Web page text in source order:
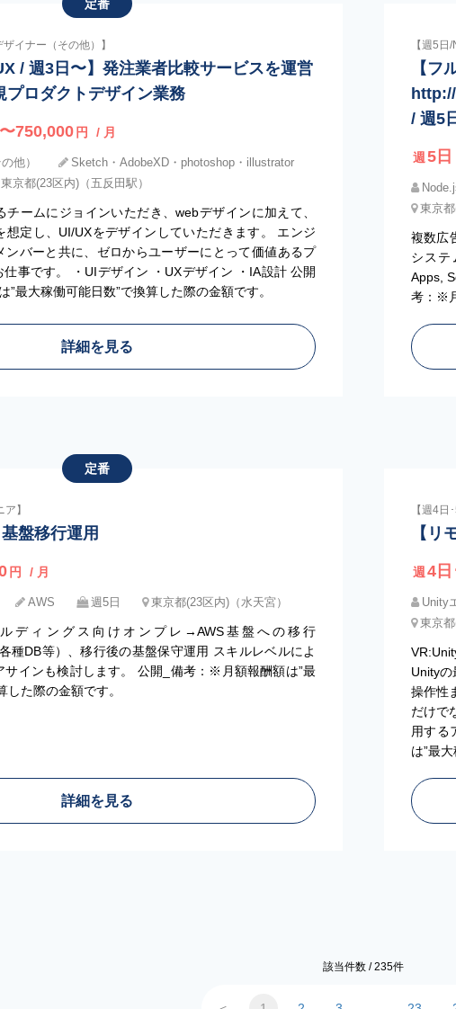
定番
イナー（その他）】
/ 週3日〜】発注業者比較サービスを運営
プロダクトデザイン業務
750,000 円 / 月
他）
Sketch・AdobeXD・photoshop・illustrator
東京都(23区内)（五反田駅）
チームにジョインいただき、webデザインに加えて、
想定し、UI/UXをデザインしていただきます。 エンジ
ンバーと共に、ゼロからユーザーにとって価値あるプ
仕事です。 ・UIデザイン ・UXデザイン ・IA設計 公開
”最大稼働可能日数”で換算した際の金額です。
詳細を見る
【週5日
【フ
/ 週5
週 5日
東京都
複数広
システ
Apps,
考：※
定番
】
盤移行運用
円 / 月
AWS 週5日 東京都(23区内)（水天宮）
ディングス向けオンプレ→AWS基盤への移行
種DB等）、移行後の基盤保守運用 スキルレベルによ
サインも検討します。 公開_備考：※月額報酬額は”最
した際の金額です。
詳細を見る
【週4日
【リ
週 4日
Unity
東京都
Unity
操作性
だけで
用する
は”最
該当件数 /235件